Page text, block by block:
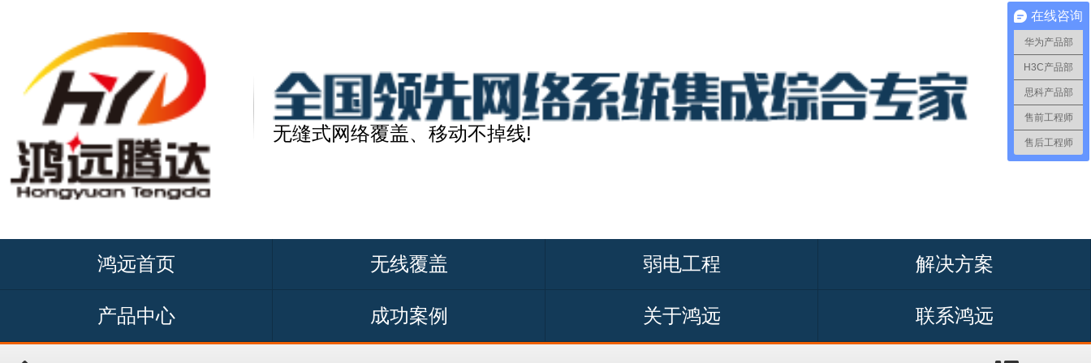
无缝式网络覆盖、移动不掉线!
鸿远首页 无线覆盖 弱电工程 解决方案
产品中心 成功案例 关于鸿远 联系鸿远
在线咨询
华为产品部
H3C产品部
思科产品部
售前工程师
售后工程师